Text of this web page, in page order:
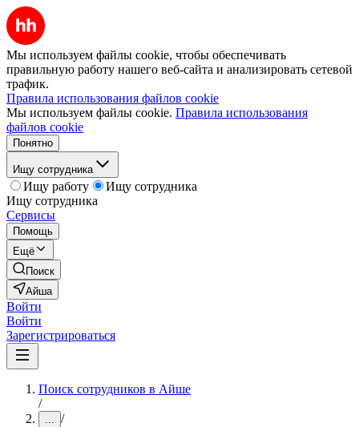
Мы используем файлы cookie, чтобы обеспечивать
правильную работу нашего веб-сайта и анализировать сетевой
трафик.
Правила использования файлов cookie
Мы используем файлы cookie. Правила использования
файлов cookie
Понятно
Ищу сотрудника
Ищу работу
Ищу сотрудника
Ищу сотрудника
Сервисы
Помощь
Ещё
Поиск
Айша
Войти
Войти
Зарегистрироваться
Поиск сотрудников в Айше
/
... /